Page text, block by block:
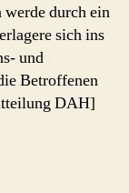
durch ein
sich ins
und
Betroffenen
DAH]